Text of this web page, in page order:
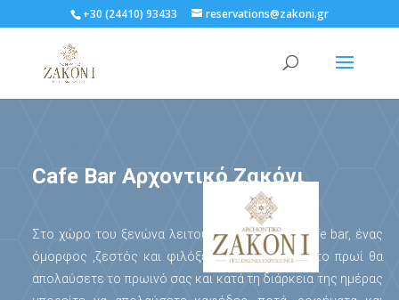
+30 (24410) 93433 reservations@zakoni.gr
Cafe Bar Αρχοντικό Ζακόνι
Στο χώρο του ξενώνα λειτουργεί το Ζακόνι cafe bar, ένας
όμορφος ,ζεστός και φιλόξενος χώρος οπού το πρωί θα
απολαύσετε το πρωινό σας και κατά τη διάρκεια της ημέρας